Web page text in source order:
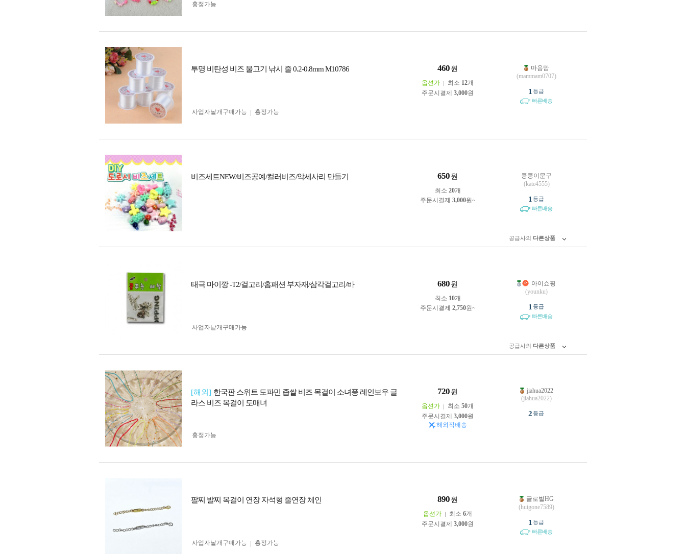
흥정가능
투명 비탄성 비즈 물고기 낚시 줄 0.2-0.8mm M10786 460 원
옵션가 최소 12개
주문시결제 3,000원
사업자 낱개구매가능 흥정가능
마음맘
(mammam0707)
1 등급
빠른배송
비즈세트NEW/비즈공예/컬러비즈/악세사리 만들기 650 원
최소 20개
주문시결제 3,000원~
콩콩이문구
(kate4555)
1 등급
빠른배송
공급사의 다른상품
태극 마이깡 -T2/걸고리/홈패션 부자재/삼각걸고리/바 680 원
최소 10개
주문시결제 2,750원~
사업자 낱개구매가능
아이쇼핑
(younku)
1 등급
빠른배송
공급사의 다른상품
[해외] 한국판 스위트 도파민 좁쌀 비즈 목걸이 소녀풍 레인보우 글
라스 비즈 목걸이 도매녀
720 원
옵션가 최소 50개
주문시결제 3,000원
해외직배송
흥정가능
jiahua2022
(jiahua2022)
2등급
팔찌 발찌 목걸이 연장 자석형 줄연장 체인 890 원
옵션가 최소 6개
주문시결제 3,000원
사업자 낱개구매가능 흥정가능
글로벌HG
(huigone7589)
1 등급
빠른배송